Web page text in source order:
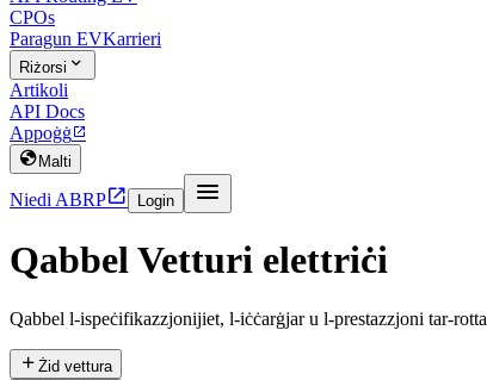
CPOs
Paragun EVKarrieri
Riżorsi 
Artikoli
API Docs
Appoġġ
 Malti
Niedi ABRP Login 
Qabbel Vetturi elettriċi
Qabbel l-ispeċifikazzjonijiet, l-iċċarġjar u l-prestazzjoni tar-rotta
 Żid vettura